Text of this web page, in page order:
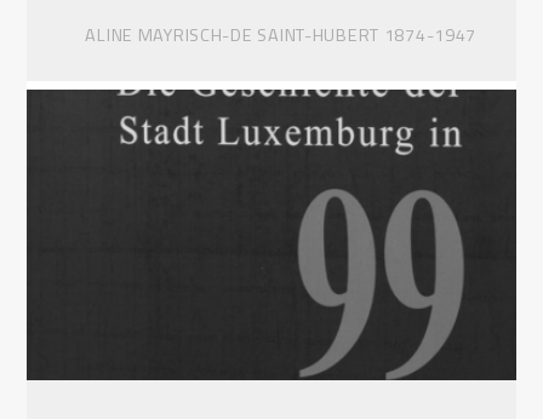
ALINE MAYRISCH-DE SAINT-HUBERT 1874-1947